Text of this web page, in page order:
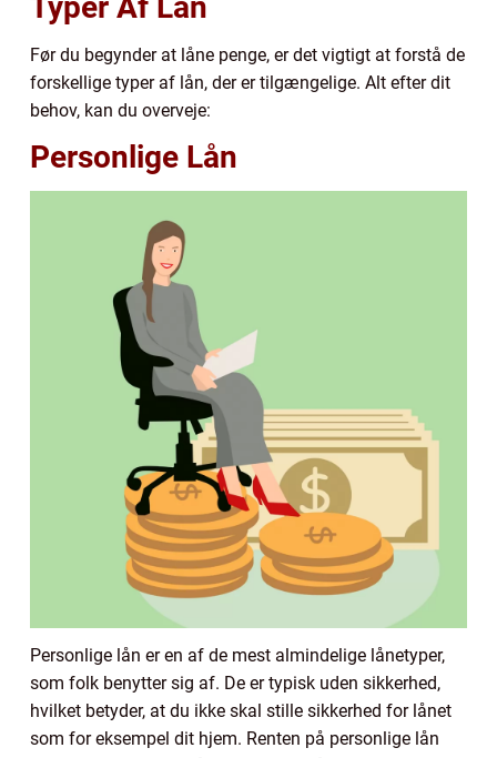
Før du begynder at låne penge, er det vigtigt at forstå de
forskellige typer af lån, der er tilgængelige. Alt efter dit
behov, kan du overveje:
Personlige Lån
Personlige lån er en af de mest almindelige lånetyper,
som folk benytter sig af. De er typisk uden sikkerhed,
hvilket betyder, at du ikke skal stille sikkerhed for lånet
som for eksempel dit hjem. Renten på personlige lån